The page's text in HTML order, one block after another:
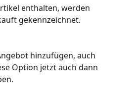
enthalten, werden
gekennzeichnet.
hinzufügen, auch
Option jetzt auch dann